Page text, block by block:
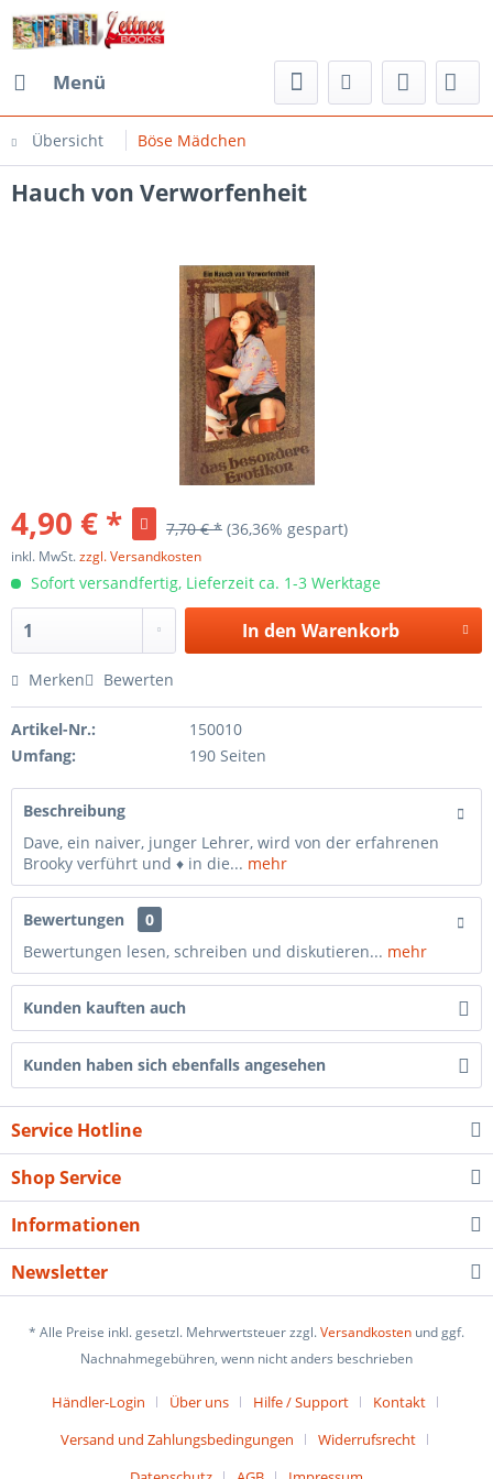
Menü
Übersicht Böse Mädchen
Hauch von Verworfenheit
4,90 € * 7,70 € * (36,36% gespart)
inkl. MwSt.zzgl. Versandkosten
Sofort versandfertig, Lieferzeit ca. 1-3 Werktage
In den Warenkorb
Merken Bewerten
Artikel-Nr.:
150010
Umfang:
190 Seiten
Beschreibung
Dave, ein naiver, junger Lehrer, wird von der erfahrenen
Brooky verführt und ♦ in die... mehr
Bewertungen
0
Bewertungen lesen, schreiben und diskutieren... mehr
Kunden kauften auch
Kunden haben sich ebenfalls angesehen
Service Hotline
Shop Service
Informationen
Newsletter
* Alle Preise inkl. gesetzl. Mehrwertsteuer zzgl.Versandkosten und ggf.
Nachnahmegebühren, wenn nicht anders beschrieben
Händler-Login Über uns Hilfe / Support
Kontakt
Versand und Zahlungsbedingungen
Widerrufsrecht